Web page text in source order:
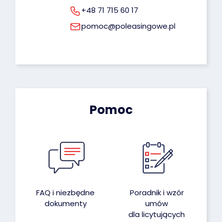
+48 71 715 60 17
pomoc@poleasingowe.pl
Pomoc
FAQ i niezbędne
dokumenty
Poradnik i wzór
umów
dla licytujących